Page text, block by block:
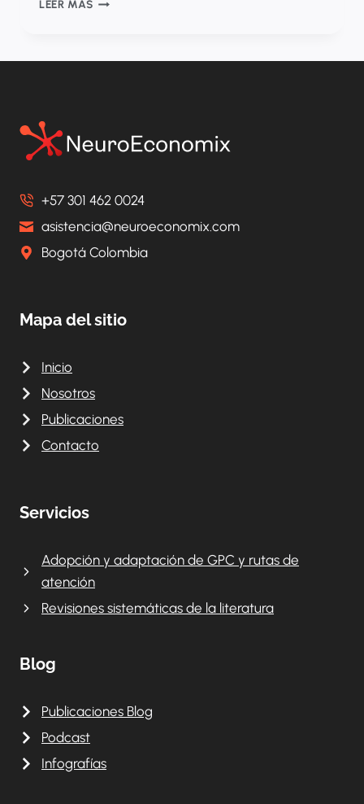
LEER MÁS
EL
2020
INNOVATION
IN
CONTRACTING
WE
+57 301 462 0024
asistencia@neuroeconomix.com
Bogotá Colombia
Mapa del sitio
Inicio
Nosotros
Publicaciones
Contacto
Servicios
Adopción y adaptación de GPC y rutas de
atención
Revisiones sistemáticas de la literatura
Blog
Publicaciones Blog
Podcast
Infografías